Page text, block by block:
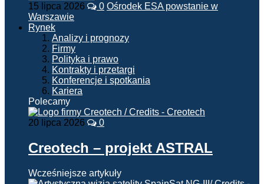
15 lipca 2026 0 Ośrodek ESA powstanie w
Warszawie
Rynek
Analizy i prognozy
Firmy
Polityka i prawo
Kontrakty i przetargi
Konferencje i spotkania
Kariera
Polecamy
20 lipca 2026 0
Creotech – projekt ASTRAL
Wcześniejsze artykuły